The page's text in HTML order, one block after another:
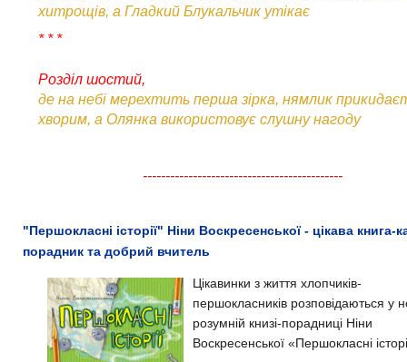
хитрощів, а Гладкий Блукальчик утікає
* * *
Розділ шостий,
де на небі мерехтить перша зірка, нямлик
хворим, а Олянка використовує слушну нагоду
--------------------------------------------
"Першокласні історії" Ніни Воскресенської - цікава книга-
порадник та добрий вчитель
Цікавинки з життя хлопчиків-
першокласників розповідаються у
розумній книзі-порадниці Ніни
Воскресенської «Першокласні